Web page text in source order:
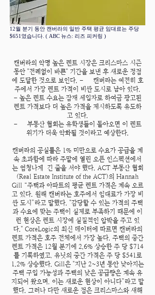
​​12월 분기 동안 캔버라의 일반 주택 평균 임대료는 주당
$651였습니다. ( ABC 뉴스: 리즈 피커링 )
캔버라의 악명 높은 렌트 시장은 크리스마스 시즌
동안 "전례없이 바쁜" 기간을 보낸 후 새로운 정점
에 도달한 것으로 보인다. - 캔버라는 여전히 호
주에서 가장 렌트 가격이 비싼 도시로 남아 있다.
- 높은 렌트 수요는 잠재 세입자로 하여금 광고된
렌트 가격보다 더 높은 가격을 제시하도록 유도하
고 있다.
- 부동산 협회는 유학생들이 돌아오면 이 렌트
위기가 더욱 악화될 것이라고 예상한다.
캔버라의 공실률은 1% 미만으로 수요가 공급을 계
속 초과함에 따라 주말에 열린 오픈 인스펙션에서
는 엄청나게 긴 줄을 서야 했다. ACT 부동산 협회
(Real Estate Institute of the ACT)의 Hannah
Gill “주택과 아파트의 평균 렌트 가격은 계속 오르
고 있다. 원래 캔버라는 호주에서 임대료가 가장 비
싼 도시”라고 말했다. "감당할 수 있는 가격의 주택
과 수요에 맞는 주택이 실제로 부족하기 때문에 이
런 현상은 렌트 시장에 실질적인 압박을 주고 있
다." CoreLogic의 최신 데이터에 따르면 캔버라의
렌트 가격은 호주 전체에서 가장 높다. 주택의 중간
렌트 가격은 12월 분기에 2.6% 상승한 주 당 $714
를 기록하였고, 유닛의 중간 가격은 주 당 $541로
1.2% 상승했다. Gill은 "지난 2~3년 동안 낮아지는
주택 구입 가능성과 주택의 낮은 공급량은 계속 유
지되어 왔으며, 이는 새로운 현상이 아니다”라고 말
했다. 그러나 다만 새로운 점은 크리스마스와 새해